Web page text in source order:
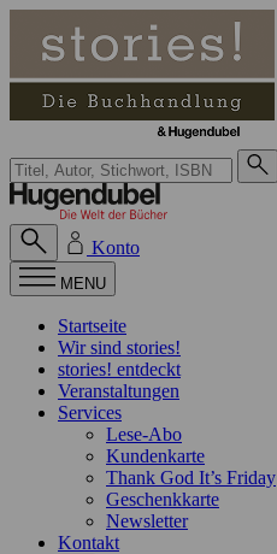
Suche bei Hugendubel
Konto
MENU
Startseite
Wir sind stories!
stories! entdeckt
Veranstaltungen
Services
Lese-Abo
Kundenkarte
Thank God It’s Friday
Geschenkkarte
Newsletter
Kontakt